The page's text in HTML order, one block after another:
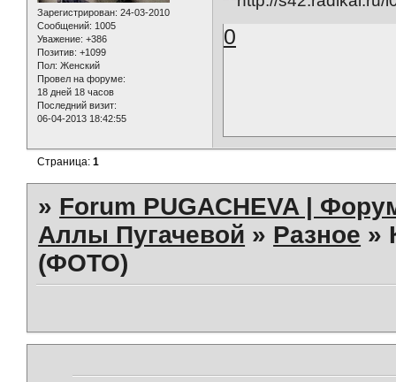
Зарегистрирован: 24-03-2010
Сообщений: 1005
Уважение: +386
Позитив: +1099
Пол: Женский
Провел на форуме:
18 дней 18 часов
Последний визит:
06-04-2013 18:42:55
0
Страница:1
» Forum PUGACHEVA |
Аллы Пугачевой » Разное »
(ФОТО)